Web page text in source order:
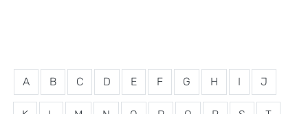
A B C D E F G H I J